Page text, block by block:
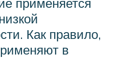
Как правило,
в